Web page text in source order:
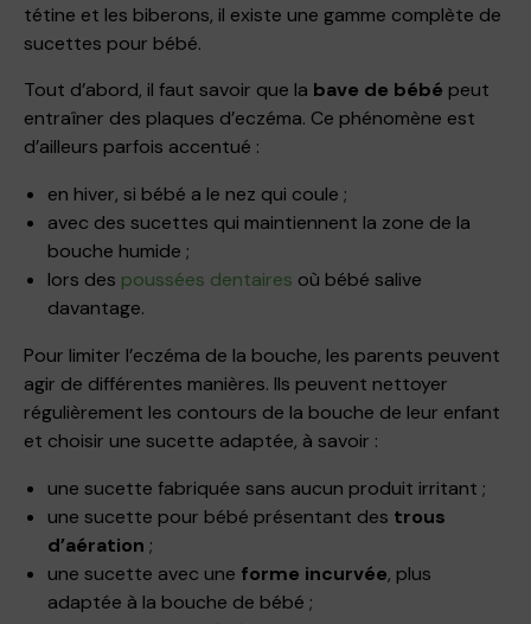
tétine et les biberons, il existe une gamme complète de
sucettes pour bébé.
Tout d’abord, il faut savoir que la bave de bébé peut
entraîner des plaques d’eczéma. Ce phénomène est
d’ailleurs parfois accentué :
en hiver, si bébé a le nez qui coule ;
avec des sucettes qui maintiennent la zone de la
bouche humide ;
lors des poussées dentaires où bébé salive
davantage.
Pour limiter l’eczéma de la bouche, les parents peuvent
agir de différentes manières. Ils peuvent nettoyer
régulièrement les contours de la bouche de leur enfant
et choisir une sucette adaptée, à savoir :
une sucette fabriquée sans aucun produit irritant ;
une sucette pour bébé présentant des trous
d’aération ;
une sucette avec une forme incurvée, plus
adaptée à la bouche de bébé ;